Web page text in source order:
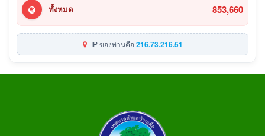
ทั้งหมด 853,660
IP ของท่านคือ216.73.216.51